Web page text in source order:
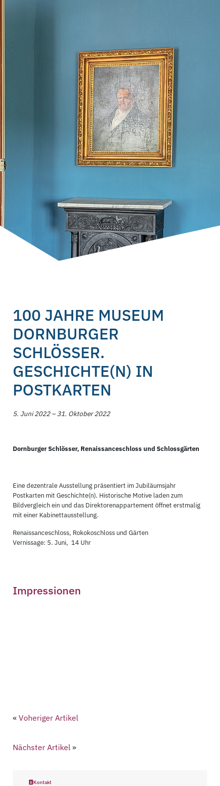
100 JAHRE MUSEUM
DORNBURGER
SCHLÖSSER.
GESCHICHTE(N) IN
POSTKARTEN
5. Juni 2022 – 31. Oktober 2022
Dornburger Schlösser, Renaissanceschloss und Schlossgärten
Eine dezentrale Ausstellung präsentiert im Jubiläumsjahr
Postkarten mit Geschichte(n). Historische Motive laden zum
Bildvergleich ein und das Direktorenappartement öffnet erstmalig
mit einer Kabinettausstellung.
Renaissanceschloss, Rokokoschloss und Gärten
Vernissage: 5. Juni, 14 Uhr
Impressionen
«Voheriger Artikel
Nächster Artikel »
Kontakt